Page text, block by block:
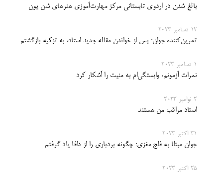
بالغ شدن در اردوی تابستانی مرکز مهارت‌آموزی هنرهای شن یون
12 دسامبر 2023
تمرین‌کننده جوان: پس از خواندن مقاله جدید استاد، به تزکیه بازگشتم
1 دسامبر 2023
نمرات آزمونم، وابستگی‌ام به منیت را آشکار کرد
2 نوامبر 2023
استاد مراقب من هستند
31 اکتبر 2023
جوان مبتلا به فلج مغزی: چگونه بردباری را از دافا یاد گرفتم
25 اکتبر 2023